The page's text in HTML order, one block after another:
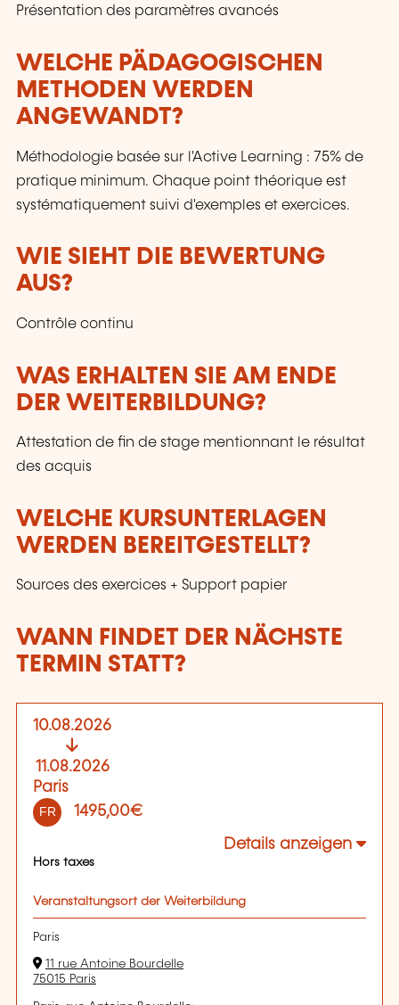
Présentation des paramètres avancés
WELCHE PÄDAGOGISCHEN
METHODEN WERDEN
ANGEWANDT?
Méthodologie basée sur l'Active Learning : 75% de
pratique minimum. Chaque point théorique est
systématiquement suivi d'exemples et exercices.
WIE SIEHT DIE BEWERTUNG
AUS?
Contrôle continu
WAS ERHALTEN SIE AM ENDE
DER WEITERBILDUNG?
Attestation de fin de stage mentionnant le résultat
des acquis
WELCHE KURSUNTERLAGEN
WERDEN BEREITGESTELLT?
Sources des exercices + Support papier
WANN FINDET DER NÄCHSTE
TERMIN STATT?
10.08.2026
11.08.2026
Paris
FR 1495,00€
Details anzeigen
Hors taxes
Veranstaltungsort der Weiterbildung
Paris
11 rue Antoine Bourdelle
75015 Paris